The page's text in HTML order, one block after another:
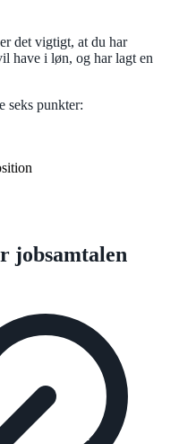
det vigtigt, at du har
have i løn, og har lagt en
seks punkter:
jobsamtalen